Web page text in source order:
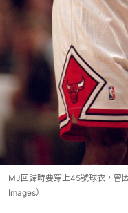
MJ回歸時要穿上45號球衣，曾
Images）